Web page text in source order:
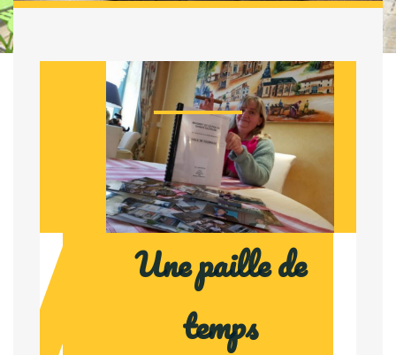
Une paille de
temps